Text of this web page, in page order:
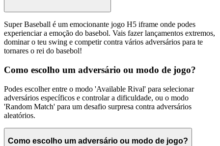
Super Baseball é um emocionante jogo H5 iframe onde podes
experienciar a emoção do basebol. Vais fazer lançamentos extremos,
dominar o teu swing e competir contra vários adversários para te
tornares o rei do basebol!
Como escolho um adversário ou modo de jogo?
Podes escolher entre o modo 'Available Rival' para selecionar
adversários específicos e controlar a dificuldade, ou o modo
'Random Match' para um desafio surpresa contra adversários
aleatórios.
Como escolho um adversário ou modo de jogo?